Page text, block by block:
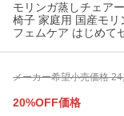
モリンガ蒸しチェア
椅子 家庭用 国産モ
フェムケア はじめて
メーカー希望小売価格
20%OFF価格